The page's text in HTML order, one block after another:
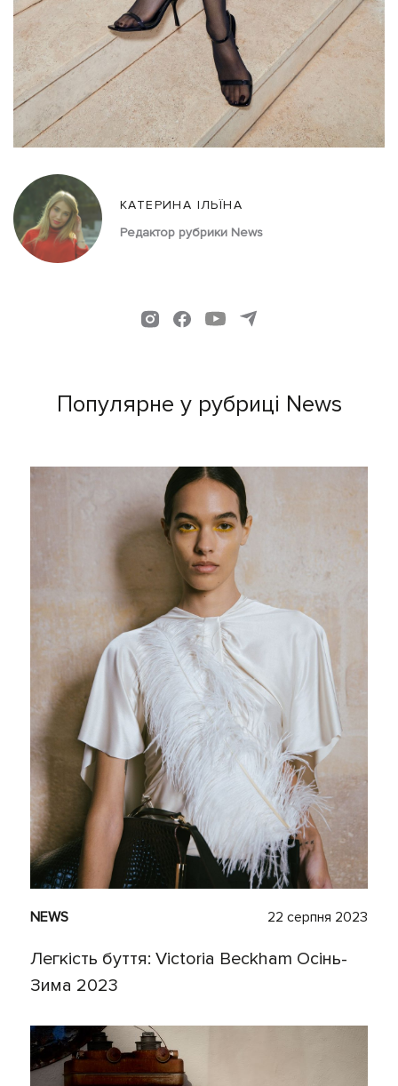
КАТЕРИНА ІЛЬЇНА
Редактор рубрики News
Популярне у рубриці News
NEWS 22 серпня 2023
Легкість буття: Victoria Beckham Осінь-
Зима 2023